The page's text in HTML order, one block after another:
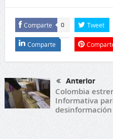
Comparte 0 Tweet
Comparte
Anterior
Colombia
Informativa